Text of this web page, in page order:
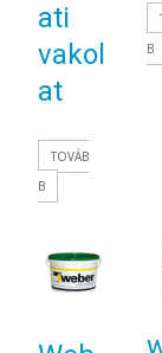
ati
vakol
at
TOVÁB
B
B